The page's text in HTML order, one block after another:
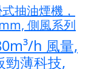
抽油煙機，
側風系列
h 風量,
勁薄科技,